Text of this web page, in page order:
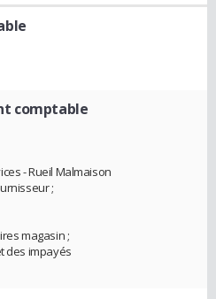
comptable
- Rueil Malmaison
;
magasin ;
des impayés